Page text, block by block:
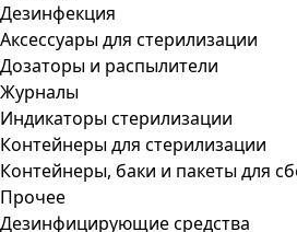
Дезинфекция
Аксессуары для стерилизации
Дозаторы и распылители
Журналы
Индикаторы стерилизации
Контейнеры для стерилизации
Контейнеры, баки и пакеты для
Прочее
Дезинфицирующие средства